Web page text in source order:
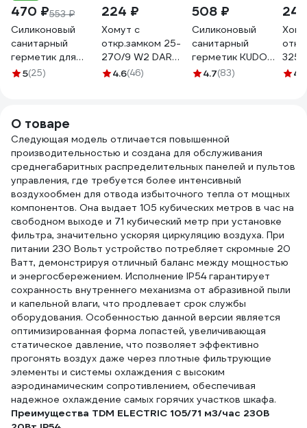
470 ₽553 ₽
Силиконовый
санитарный
герметик для
ванной и кухни
5(25)
224 ₽
Хомут с
откр.замком 25-
270/9 W2 DAR
52013
4.6(46)
508 ₽
Силиконовый
санитарный
герметик KUDO
(белый; 280 мл)
4.7(83)
325/
4.6
О товаре
Следующая модель отличается повышенной
производительностью и создана для обслуживания
среднегабаритных распределительных панелей и пультов
управления, где требуется более интенсивный
воздухообмен для отвода избыточного тепла от мощных
компонентов. Она выдает 105 кубических метров в час на
свободном выходе и 71 кубический метр при установке
фильтра, значительно ускоряя циркуляцию воздуха. При
питании 230 Вольт устройство потребляет скромные 20
Ватт, демонстрируя отличный баланс между мощностью
и энергосбережением. Исполнение IP54 гарантирует
сохранность внутреннего механизма от абразивной пыли
и капельной влаги, что продлевает срок службы
оборудования. Особенностью данной версии является
оптимизированная форма лопастей, увеличивающая
статическое давление, что позволяет эффективно
прогонять воздух даже через плотные фильтрующие
элементы и системы охлаждения с высоким
аэродинамическим сопротивлением, обеспечивая
надежное охлаждение самых горячих участков шкафа.
Преимущества TDM ELECTRIC 105/71 м3/час 230В